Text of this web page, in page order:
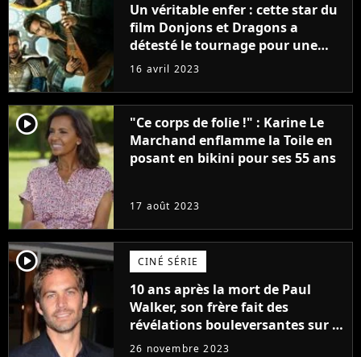
Un véritable enfer : cette star du
film Donjons et Dragons a
détesté le tournage pour une
raison très spéciale
16 avril 2023
player2
"Ce corps de folie !" : Karine Le
Marchand enflamme la Toile en
posant en bikini pour ses 55 ans
17 août 2023
player2 CINÉ SÉRIE
10 ans après la mort de Paul
Walker, son frère fait des
révélations bouleversantes sur la
réaction des acteurs de Fast and
26 novembre 2023